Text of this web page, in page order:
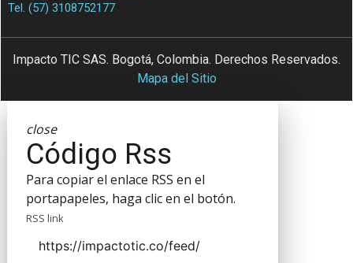
Tel. (57) 3108752177
Impacto TIC SAS. Bogotá, Colombia. Derechos Reservados.
Mapa del Sitio
close
Código Rss
Para copiar el enlace RSS en el
portapapeles, haga clic en el botón.
RSS link